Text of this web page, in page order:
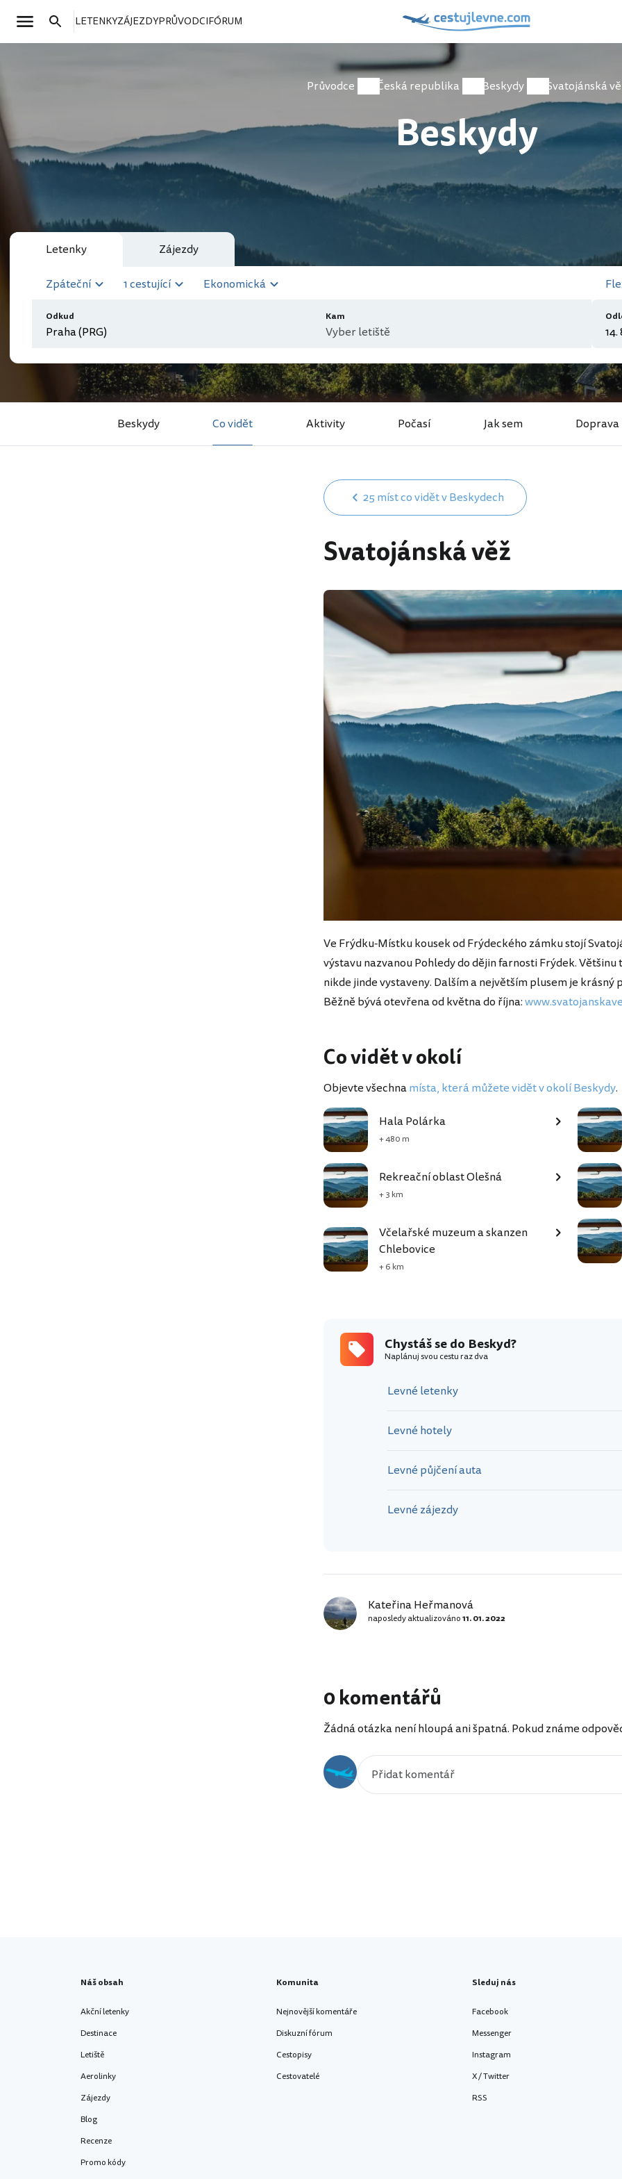
LETENKYZÁJEZDYPRŮVODCIFÓRUM
Průvodce Česká republika Beskydy Svatojánská
Beskydy
Letenky Zájezdy
Zpáteční 1 cestující Ekonomická
Odkud Kam
Beskydy Co vidět Aktivity Počasí Jak sem Doprava
25 míst co vidět v Beskydech
Svatojánská věž
Ve Frýdku-Místku kousek od Frýdeckého zámku stojí
výstavu nazvanou Pohledy do dějin farnosti Frýdek.
nikde jinde vystaveny. Dalším a největším plusem je
Běžně bývá otevřena od května do října:
Co vidět v okolí
Objevte všechnamísta, která můžete vidět v okolí Beskydy.
Hala Polárka
+ 480 m
Rekreační oblast Olešná
+ 3 km
Včelařské muzeum a skanzen
Chlebovice
+ 6 km
Chystáš se do Beskyd?
Naplánuj svou cestu raz dva
Levné letenky
Levné hotely
Levné půjčení auta
Levné zájezdy
Kateřina Heřmanová
naposledy aktualizováno11. 01. 2022
0 komentářů
Žádná otázka není hloupá ani špatná. Pokud známe
Náš obsah
Akční letenky
Destinace
Letiště
Aerolinky
Zájezdy
Blog
Recenze
Promo kódy
Komunita
Nejnovější komentáře
Diskuzní fórum
Cestopisy
Cestovatelé
Sleduj nás
Facebook
Messenger
Instagram
X / Twitter
RSS